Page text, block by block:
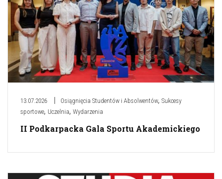
13.07.2026 Osiągnięcia Studentów i Absolwentów, Sukcesy
sportowe, Uczelnia, Wydarzenia
II Podkarpacka Gala Sportu Akademickiego